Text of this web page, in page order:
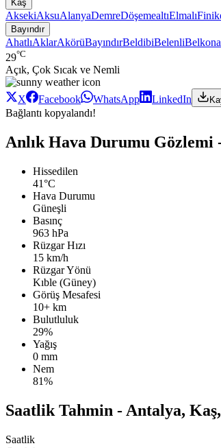
Kaş
AksekiAksuAlanyaDemreDöşemealtıElmalı
Bayındır
AhatlıAklarAkörüBayındırBeldibiBelenli
29°C
Açık, Çok Sıcak ve Nemli
X Facebook WhatsApp LinkedIn
Bağlantı kopyalandı!
Anlık Hava Durumu Gözlemi
Hissedilen
41°C
Hava Durumu
Güneşli
Basınç
963 hPa
Rüzgar Hızı
15 km/h
Rüzgar Yönü
Kıble (Güney)
Görüş Mesafesi
10+ km
Bulutluluk
29%
Yağış
0 mm
Nem
81%
Saatlik Tahmin - Antalya, Kaş,
Saatlik